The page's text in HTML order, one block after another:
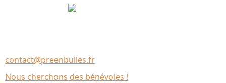
contact@preenbulles.fr
Nous cherchons des bénévoles !